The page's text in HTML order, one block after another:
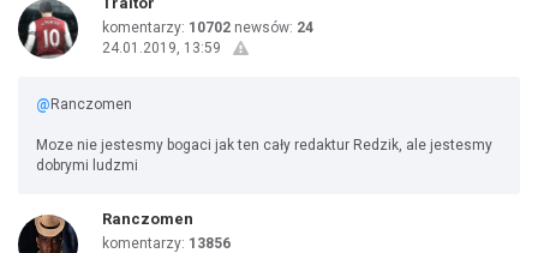
komentarzy: 10702 newsów: 24
24.01.2019, 13:59
@ Ranczomen
Moze nie jestesmy bogaci jak ten cały redaktur Redzik, ale jestesmy
dobrymi ludzmi
Ranczomen
komentarzy: 13856